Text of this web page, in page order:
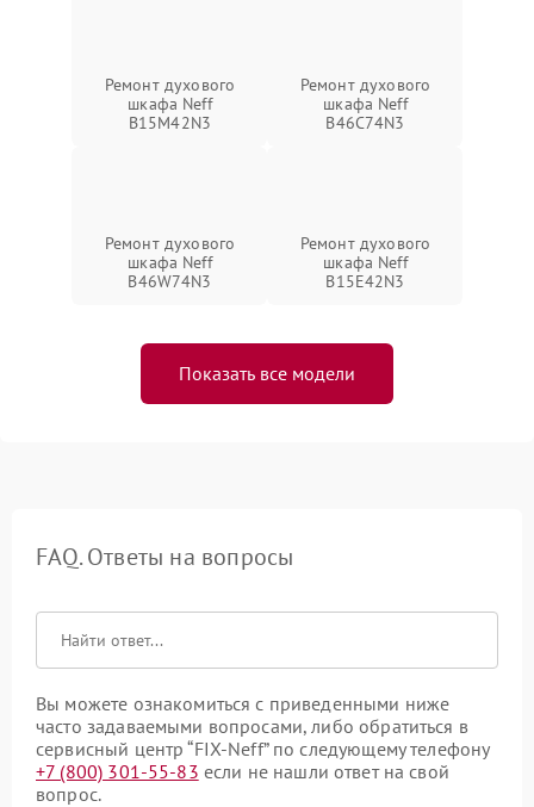
Ремонт духового
шкафа Neff
B15M42N3
Ремонт духового
шкафа Neff
B46C74N3
Ремонт духового
шкафа Neff
B46W74N3
Ремонт духового
шкафа Neff
B15E42N3
Показать все модели
FAQ. Ответы на вопросы
Вы можете ознакомиться с приведенными ниже
часто задаваемыми вопросами, либо обратиться в
сервисный центр “FIX-Neff” по следующему телефону
+7 (800) 301-55-83 если не нашли ответ на свой
вопрос.